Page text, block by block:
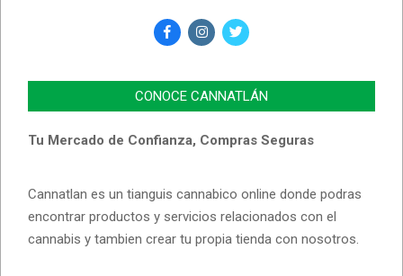
CONOCE CANNATLÁN
Tu Mercado de Confianza, Compras Seguras
Cannatlan es un tianguis cannabico online donde podras
encontrar productos y servicios relacionados con el
cannabis y tambien crear tu propia tienda con nosotros.